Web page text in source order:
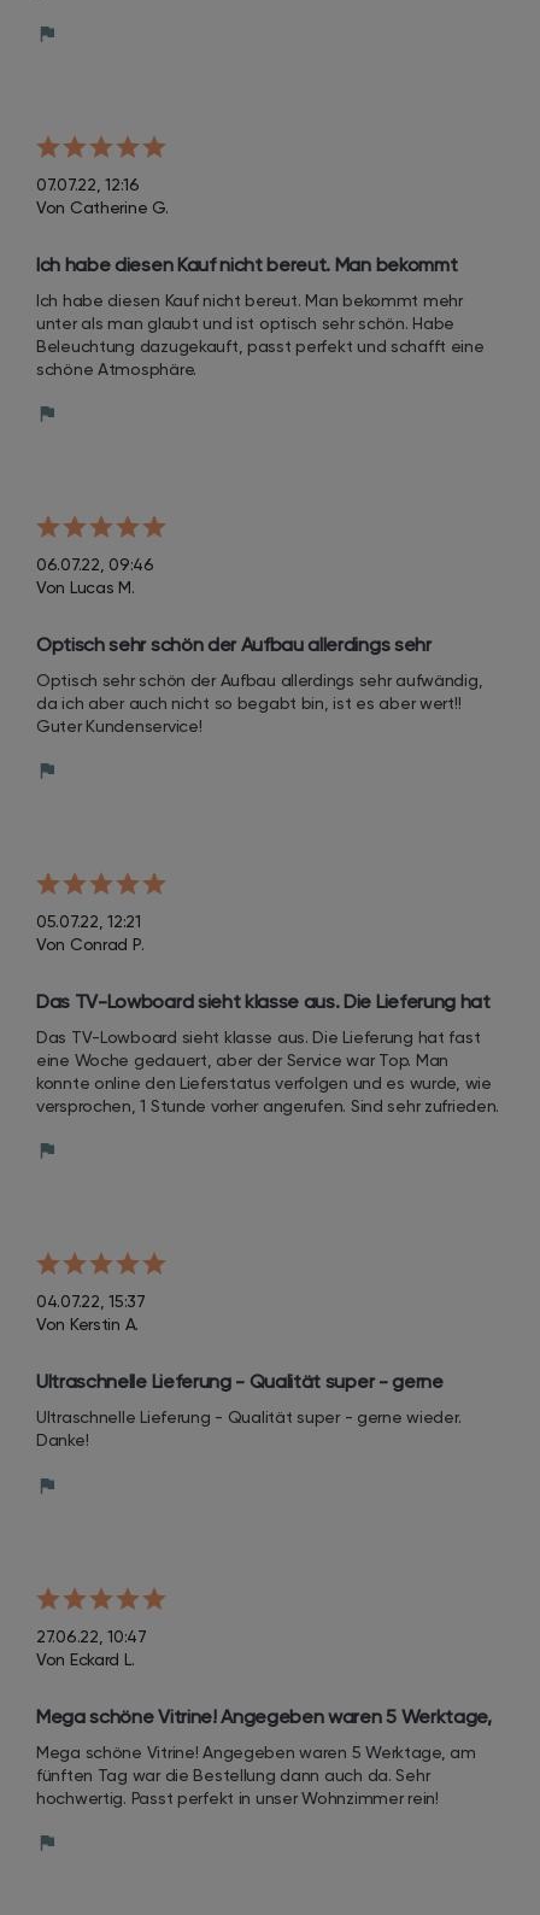
07.07.22, 12:16
Von Catherine G.
Ich habe diesen Kauf nicht bereut. Man bekommt
mehr unter als man glaubt und ist optisch sehr schön.
Ich habe diesen Kauf nicht bereut. Man bekommt mehr
unter als man glaubt und ist optisch sehr schön. Habe
Beleuchtung dazugekauft, passt perfekt und schafft eine
schöne Atmosphäre.
06.07.22, 09:46
Von Lucas M.
Optisch sehr schön der Aufbau allerdings sehr
aufwändig, da ich aber auch nicht so begabt bin, ist
es aber wert!!
Optisch sehr schön der Aufbau allerdings sehr aufwändig,
da ich aber auch nicht so begabt bin, ist es aber wert!!
Guter Kundenservice!
05.07.22, 12:21
Von Conrad P.
Das TV-Lowboard sieht klasse aus. Die Lieferung hat
fast eine Woche gedauert, aber der Service war Top.
Man konnte online den Lieferstatus verfolgen und es
wurde, wie versprochen, 1 Stunde vorher ange
Das TV-Lowboard sieht klasse aus. Die Lieferung hat fast
eine Woche gedauert, aber der Service war Top. Man
konnte online den Lieferstatus verfolgen und es wurde, wie
versprochen, 1 Stunde vorher angerufen. Sind sehr zufrieden.
04.07.22, 15:37
Von Kerstin A.
Ultraschnelle Lieferung - Qualität super - gerne
wieder.
Ultraschnelle Lieferung - Qualität super - gerne wieder.
Danke!
27.06.22, 10:47
Von Eckard L.
Mega schöne Vitrine! Angegeben waren 5 Werktage,
am fünften Tag war die Bestellung dann auch da.
Sehr hochwertig.
Mega schöne Vitrine! Angegeben waren 5 Werktage, am
fünften Tag war die Bestellung dann auch da. Sehr
hochwertig. Passt perfekt in unser Wohnzimmer rein!